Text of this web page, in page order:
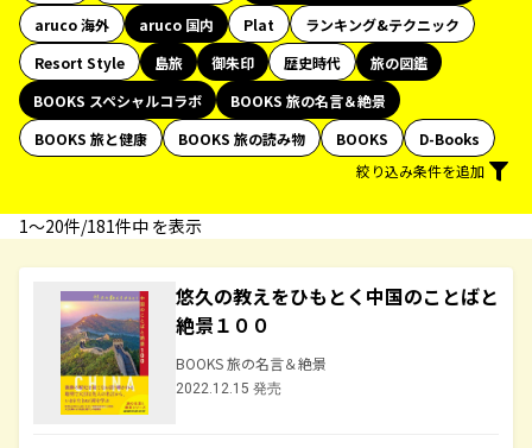
aruco 海外
aruco 国内 Plat
ランキング&テクニック
Resort Style
島旅 御朱印 歴史時代
旅の図鑑
BOOKS スペシャルコラボ
BOOKS 旅の名言＆絶景
BOOKS 旅と健康
BOOKS 旅の読み物 BOOKS
D-Books
絞り込み条件を追加
1〜20件/181件中 を表示
悠久の教えをひもとく中国のことばと
絶景１００
BOOKS 旅の名言＆絶景
2022.12.15 発売